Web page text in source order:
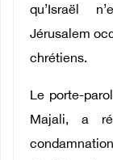
qu’Israël
Jérusalem
chrétiens.
Le porte-
Majali, a